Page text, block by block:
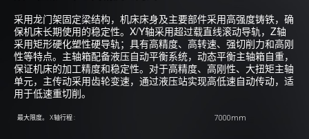
采用龙门架固定梁结构，机床床身及主要部件采用高强度铸铁，确
保机床长期使用的稳定性。X/Y轴采用超过载直线滚动导轨，Z轴
采用矩形硬化塑性硬导轨；具有高精度、高转速、强切削力和高刚
性等特点。主轴箱配备液压自动平衡系统，动态平衡主轴箱自重，
保证机床的加工精度和稳定性。对于高精度、高刚性、大扭矩主轴
单元，主传动采用齿轮变速，通过液压站实现高低速自动传动，适
用于低速重切削。
最大限度。 X轴行程 : 7000mm